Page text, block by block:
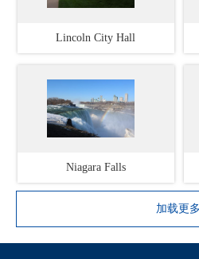
Lincoln City Hall
Niagara Falls
加载更多